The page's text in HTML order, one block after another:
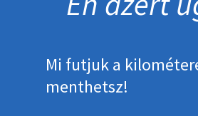
Mi futjuk a
menthetsz!